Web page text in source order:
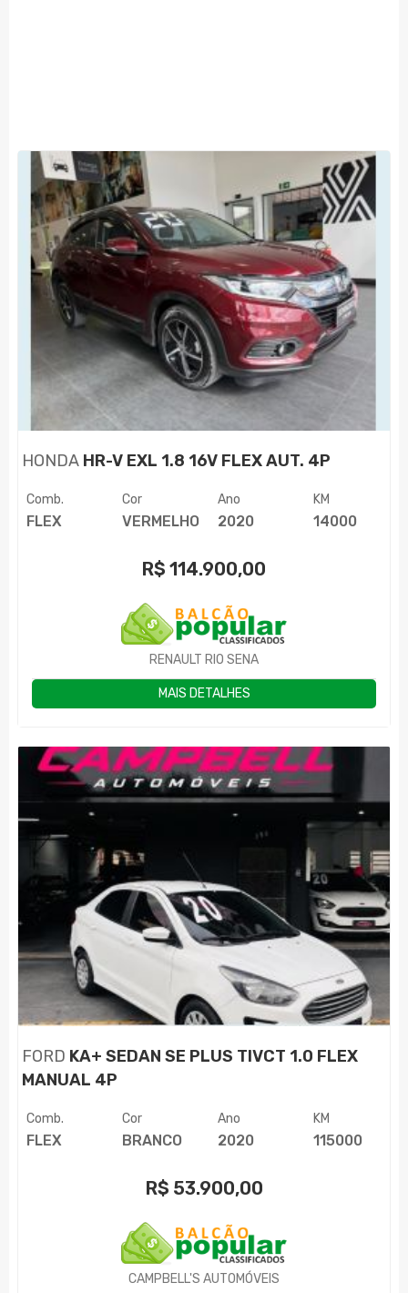
HONDA HR-V EXL 1.8 16V FLEX AUT. 4P
Comb.
FLEX
Cor
VERMELHO
Ano
2020
KM
14000
R$ 114.900,00
RENAULT RIO SENA
MAIS DETALHES
FORD KA+ SEDAN SE PLUS TIVCT 1.0 FLEX
MANUAL 4P
Comb.
FLEX
Cor
BRANCO
Ano
2020
KM
115000
R$ 53.900,00
CAMPBELL'S AUTOMÓVEIS